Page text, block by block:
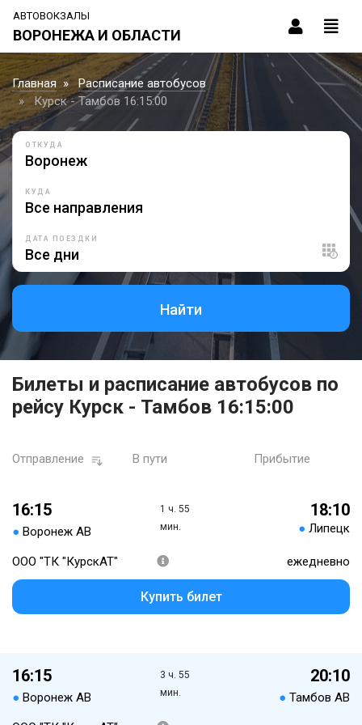
АВТОВОКЗАЛЫ
ВОРОНЕЖА И ОБЛАСТИ
Главная
Расписание автобусов
Курск - Тамбов 16:15:00
ОТКУДА
КУДА
ДАТА ПОЕЗДКИ
Найти
Билеты и расписание автобусов по
рейсу Курск - Тамбов 16:15:00
Отправление В пути Прибытие
16:15
● Воронеж АВ
1 ч. 55
мин.
18:10
● Липецк
ООО "ТК "КурскАТ" ежедневно
Купить билет
16:15
● Воронеж АВ
3 ч. 55
мин.
20:10
● Тамбов АВ